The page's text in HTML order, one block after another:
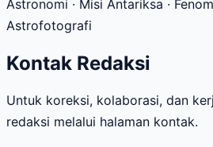
Astronomi · Misi Antariksa ·
Astrofotografi
Kontak Redaksi
Untuk koreksi, kolaborasi, dan
redaksi melalui halaman kontak.